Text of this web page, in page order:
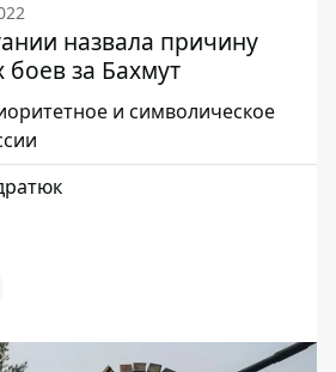
назвала причину
за Бахмут
и символическое